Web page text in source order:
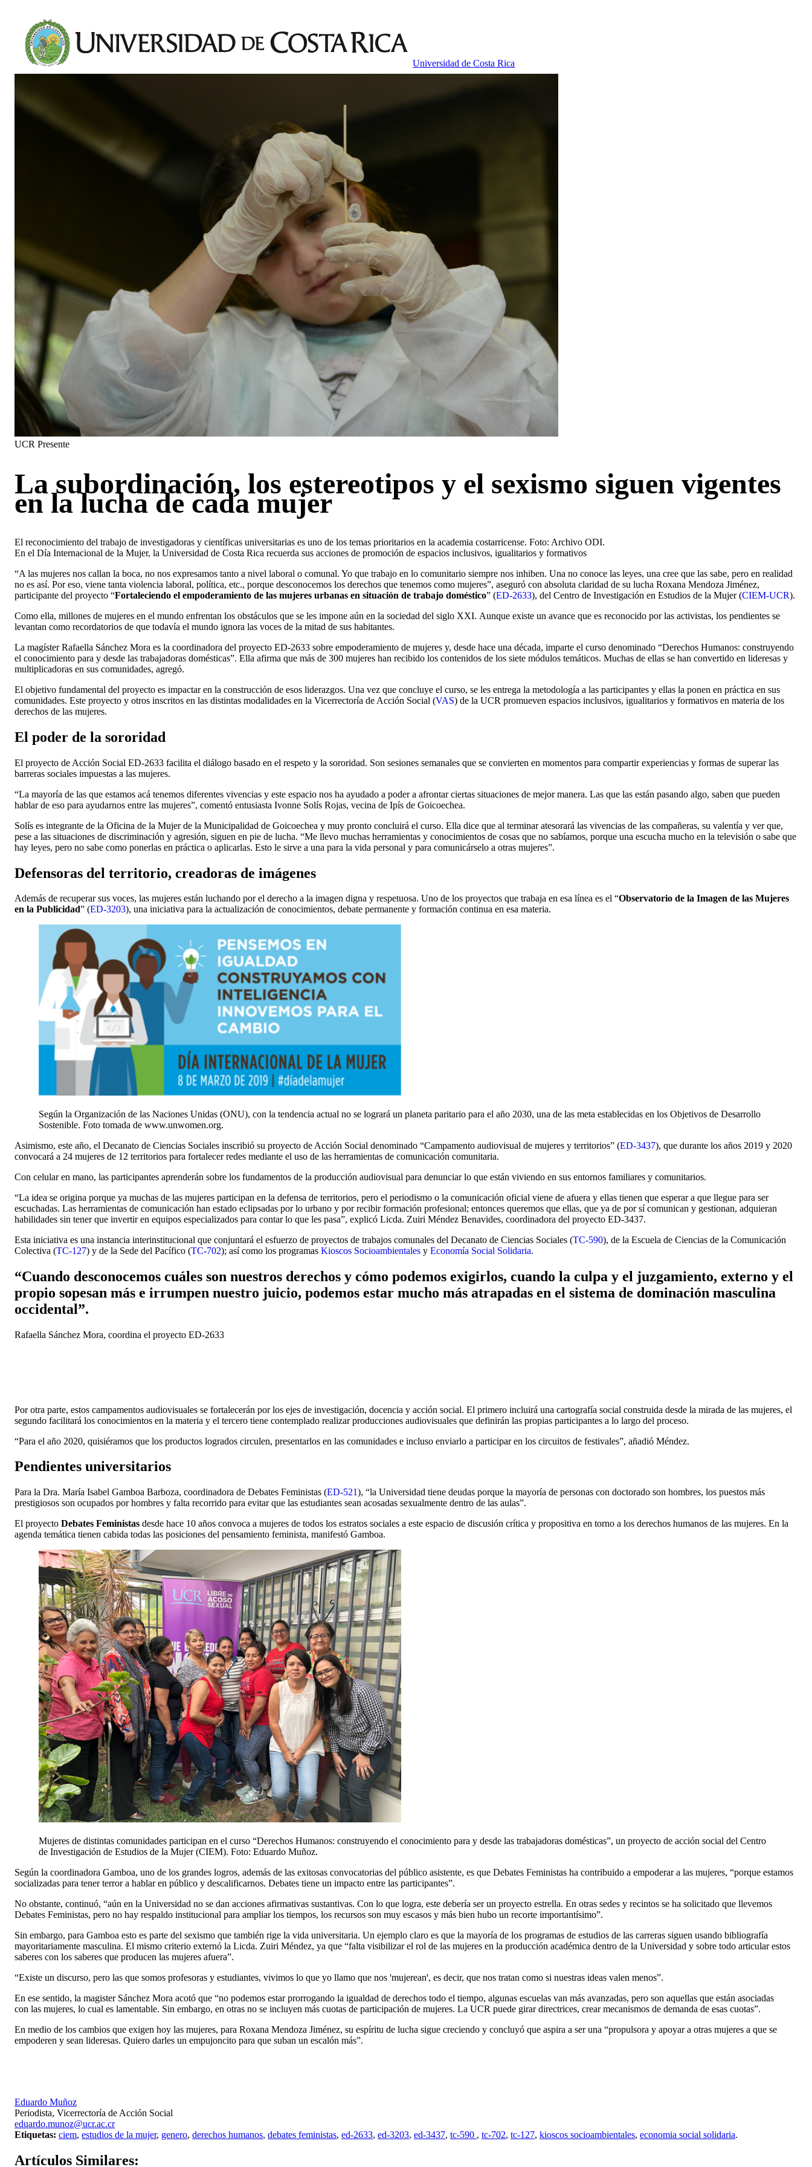
Universidad de Costa Rica
UCR Presente
La subordinación, los estereotipos y el sexismo siguen vigentes
en la lucha de cada mujer
El reconocimiento del trabajo de investigadoras y científicas universitarias es uno de los temas prioritarios en la academia costarricense. Foto: Archivo ODI.
En el Día Internacional de la Mujer, la Universidad de Costa Rica recuerda sus acciones de promoción de espacios inclusivos, igualitarios y formativos
“A las mujeres nos callan la boca, no nos expresamos tanto a nivel laboral o comunal. Yo que trabajo en lo comunitario siempre nos inhiben. Una no conoce las leyes, una cree que las sabe, pero en realidad
no es así. Por eso, viene tanta violencia laboral, política, etc., porque desconocemos los derechos que tenemos como mujeres”, aseguró con absoluta claridad de su lucha Roxana Mendoza Jiménez,
participante del proyecto “Fortaleciendo el empoderamiento de las mujeres urbanas en situación de trabajo doméstico” (ED-2633), del Centro de Investigación en Estudios de la Mujer (CIEM-UCR).
Como ella, millones de mujeres en el mundo enfrentan los obstáculos que se les impone aún en la sociedad del siglo XXI. Aunque existe un avance que es reconocido por las activistas, los pendientes se
levantan como recordatorios de que todavía el mundo ignora las voces de la mitad de sus habitantes.
La magíster Rafaella Sánchez Mora es la coordinadora del proyecto ED-2633 sobre empoderamiento de mujeres y, desde hace una década, imparte el curso denominado “Derechos Humanos: construyendo
el conocimiento para y desde las trabajadoras domésticas”. Ella afirma que más de 300 mujeres han recibido los contenidos de los siete módulos temáticos. Muchas de ellas se han convertido en lideresas y
multiplicadoras en sus comunidades, agregó.
El objetivo fundamental del proyecto es impactar en la construcción de esos liderazgos. Una vez que concluye el curso, se les entrega la metodología a las participantes y ellas la ponen en práctica en sus
comunidades. Este proyecto y otros inscritos en las distintas modalidades en la Vicerrectoría de Acción Social (VAS) de la UCR promueven espacios inclusivos, igualitarios y formativos en materia de los
derechos de las mujeres.
El poder de la sororidad
El proyecto de Acción Social ED-2633 facilita el diálogo basado en el respeto y la sororidad. Son sesiones semanales que se convierten en momentos para compartir experiencias y formas de superar las
barreras sociales impuestas a las mujeres.
“La mayoría de las que estamos acá tenemos diferentes vivencias y este espacio nos ha ayudado a poder a afrontar ciertas situaciones de mejor manera. Las que las están pasando algo, saben que pueden
hablar de eso para ayudarnos entre las mujeres”, comentó entusiasta Ivonne Solís Rojas, vecina de Ipís de Goicoechea.
Solís es integrante de la Oficina de la Mujer de la Municipalidad de Goicoechea y muy pronto concluirá el curso. Ella dice que al terminar atesorará las vivencias de las compañeras, su valentía y ver que,
pese a las situaciones de discriminación y agresión, siguen en pie de lucha. “Me llevo muchas herramientas y conocimientos de cosas que no sabíamos, porque una escucha mucho en la televisión o sabe que
hay leyes, pero no sabe como ponerlas en práctica o aplicarlas. Esto le sirve a una para la vida personal y para comunicárselo a otras mujeres”.
Defensoras del territorio, creadoras de imágenes
Además de recuperar sus voces, las mujeres están luchando por el derecho a la imagen digna y respetuosa. Uno de los proyectos que trabaja en esa línea es el “Observatorio de la Imagen de las Mujeres
en la Publicidad” (ED-3203), una iniciativa para la actualización de conocimientos, debate permanente y formación continua en esa materia.
Según la Organización de las Naciones Unidas (ONU), con la tendencia actual no se logrará un planeta paritario para el año 2030, una de las meta establecidas en los Objetivos de Desarrollo
Sostenible. Foto tomada de www.unwomen.org.
Asimismo, este año, el Decanato de Ciencias Sociales inscribió su proyecto de Acción Social denominado “Campamento audiovisual de mujeres y territorios” (ED-3437), que durante los años 2019 y 2020
convocará a 24 mujeres de 12 territorios para fortalecer redes mediante el uso de las herramientas de comunicación comunitaria.
Con celular en mano, las participantes aprenderán sobre los fundamentos de la producción audiovisual para denunciar lo que están viviendo en sus entornos familiares y comunitarios.
“La idea se origina porque ya muchas de las mujeres participan en la defensa de territorios, pero el periodismo o la comunicación oficial viene de afuera y ellas tienen que esperar a que llegue para ser
escuchadas. Las herramientas de comunicación han estado eclipsadas por lo urbano y por recibir formación profesional; entonces queremos que ellas, que ya de por sí comunican y gestionan, adquieran
habilidades sin tener que invertir en equipos especializados para contar lo que les pasa”, explicó Licda. Zuiri Méndez Benavides, coordinadora del proyecto ED-3437.
Esta iniciativa es una instancia interinstitucional que conjuntará el esfuerzo de proyectos de trabajos comunales del Decanato de Ciencias Sociales (TC-590), de la Escuela de Ciencias de la Comunicación
Colectiva (TC-127) y de la Sede del Pacífico (TC-702); así como los programas Kioscos Socioambientales y Economía Social Solidaria.
“Cuando desconocemos cuáles son nuestros derechos y cómo podemos exigirlos, cuando la culpa y el juzgamiento, externo y el
propio sopesan más e irrumpen nuestro juicio, podemos estar mucho más atrapadas en el sistema de dominación masculina
occidental”.
Rafaella Sánchez Mora, coordina el proyecto ED-2633
Por otra parte, estos campamentos audiovisuales se fortalecerán por los ejes de investigación, docencia y acción social. El primero incluirá una cartografía social construida desde la mirada de las mujeres, el
segundo facilitará los conocimientos en la materia y el tercero tiene contemplado realizar producciones audiovisuales que definirán las propias participantes a lo largo del proceso.
“Para el año 2020, quisiéramos que los productos logrados circulen, presentarlos en las comunidades e incluso enviarlo a participar en los circuitos de festivales”, añadió Méndez.
Pendientes universitarios
Para la Dra. María Isabel Gamboa Barboza, coordinadora de Debates Feministas (ED-521), “la Universidad tiene deudas porque la mayoría de personas con doctorado son hombres, los puestos más
prestigiosos son ocupados por hombres y falta recorrido para evitar que las estudiantes sean acosadas sexualmente dentro de las aulas”.
El proyecto Debates Feministas desde hace 10 años convoca a mujeres de todos los estratos sociales a este espacio de discusión crítica y propositiva en torno a los derechos humanos de las mujeres. En la
agenda temática tienen cabida todas las posiciones del pensamiento feminista, manifestó Gamboa.
Mujeres de distintas comunidades participan en el curso “Derechos Humanos: construyendo el conocimiento para y desde las trabajadoras domésticas”, un proyecto de acción social del Centro
de Investigación de Estudios de la Mujer (CIEM). Foto: Eduardo Muñoz.
Según la coordinadora Gamboa, uno de los grandes logros, además de las exitosas convocatorias del público asistente, es que Debates Feministas ha contribuido a empoderar a las mujeres, “porque estamos
socializadas para tener terror a hablar en público y descalificarnos. Debates tiene un impacto entre las participantes”.
No obstante, continuó, “aún en la Universidad no se dan acciones afirmativas sustantivas. Con lo que logra, este debería ser un proyecto estrella. En otras sedes y recintos se ha solicitado que llevemos
Debates Feministas, pero no hay respaldo institucional para ampliar los tiempos, los recursos son muy escasos y más bien hubo un recorte importantísimo”.
Sin embargo, para Gamboa esto es parte del sexismo que también rige la vida universitaria. Un ejemplo claro es que la mayoría de los programas de estudios de las carreras siguen usando bibliografía
mayoritariamente masculina. El mismo criterio externó la Licda. Zuiri Méndez, ya que “falta visibilizar el rol de las mujeres en la producción académica dentro de la Universidad y sobre todo articular estos
saberes con los saberes que producen las mujeres afuera”.
“Existe un discurso, pero las que somos profesoras y estudiantes, vivimos lo que yo llamo que nos ꞌmujereanꞌ, es decir, que nos tratan como si nuestras ideas valen menos”.
En ese sentido, la magister Sánchez Mora acotó que “no podemos estar prorrogando la igualdad de derechos todo el tiempo, algunas escuelas van más avanzadas, pero son aquellas que están asociadas
con las mujeres, lo cual es lamentable. Sin embargo, en otras no se incluyen más cuotas de participación de mujeres. La UCR puede girar directrices, crear mecanismos de demanda de esas cuotas”.
En medio de los cambios que exigen hoy las mujeres, para Roxana Mendoza Jiménez, su espíritu de lucha sigue creciendo y concluyó que aspira a ser una “propulsora y apoyar a otras mujeres a que se
empoderen y sean lideresas. Quiero darles un empujoncito para que suban un escalón más”.
Eduardo Muñoz
Periodista, Vicerrectoría de Acción Social
eduardo.munoz@ucr.ac.cr
Etiquetas: ciem, estudios de la mujer, genero, derechos humanos, debates feministas, ed-2633, ed-3203, ed-3437, tc-590 , tc-702, tc-127, kioscos socioambientales, economia social solidaria.
Artículos Similares: